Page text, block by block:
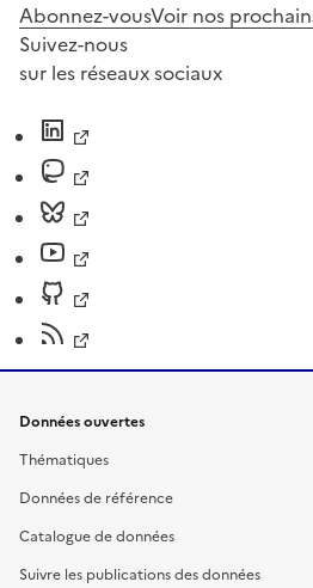
Abonnez-vousVoir nos
Suivez-nous
sur les réseaux sociaux
Données ouvertes
Thématiques
Données de référence
Catalogue de données
Suivre les publications des données